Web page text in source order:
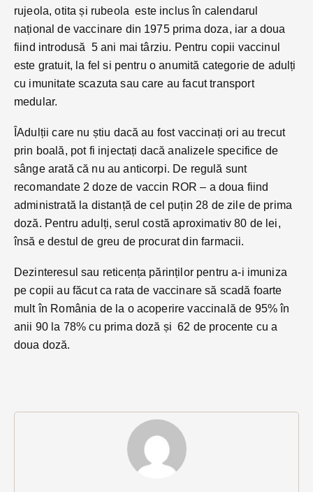
rujeola, otita și rubeola este inclus în calendarul
național de vaccinare din 1975 prima doza, iar a doua
fiind introdusă 5 ani mai târziu. Pentru copii vaccinul
este gratuit, la fel si pentru o anumită categorie de adulți
cu imunitate scazuta sau care au facut transport
medular.
ÎAdulții care nu știu dacă au fost vaccinați ori au trecut
prin boală, pot fi injectați dacă analizele specifice de
sânge arată că nu au anticorpi. De regulă sunt
recomandate 2 doze de vaccin ROR – a doua fiind
administrată la distanță de cel puțin 28 de zile de prima
doză. Pentru adulți, serul costă aproximativ 80 de lei,
însă e destul de greu de procurat din farmacii.
Dezinteresul sau reticența părinților pentru a-i imuniza
pe copii au făcut ca rata de vaccinare să scadă foarte
mult în România de la o acoperire vaccinală de 95% în
anii 90 la 78% cu prima doză și 62 de procente cu a
doua doză.